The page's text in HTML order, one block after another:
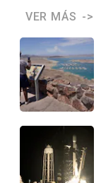
VER MÁS